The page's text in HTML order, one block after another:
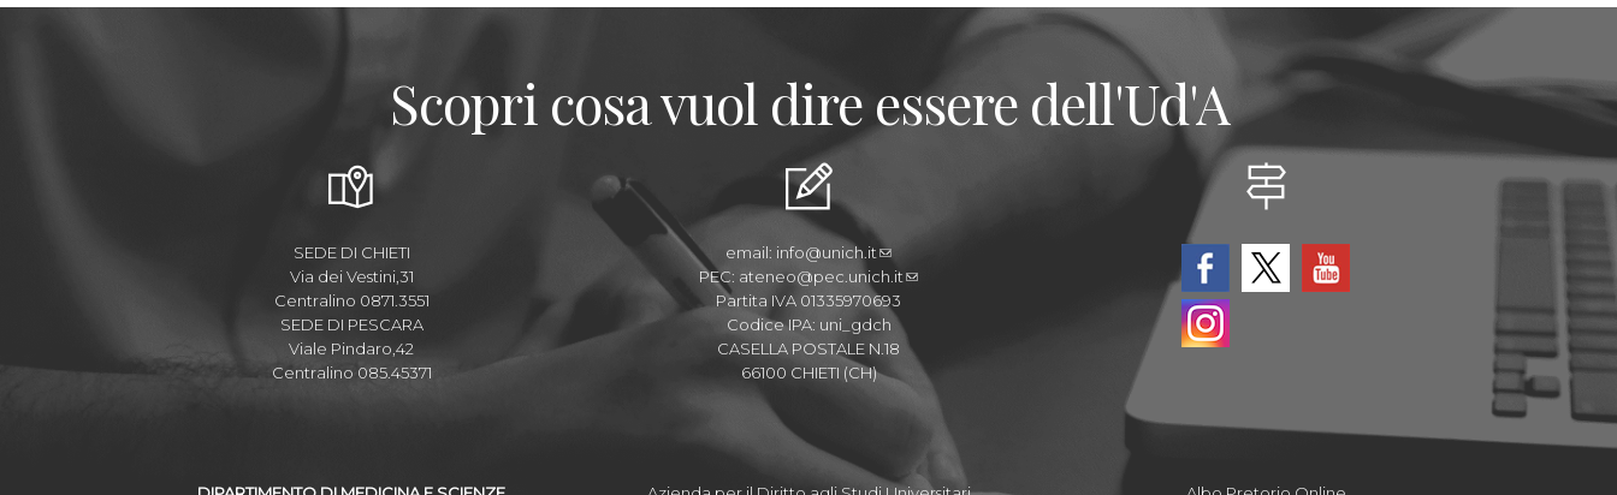
Scopri cosa vuol dire essere dell'Ud'A
SEDE DI CHIETI
Via dei Vestini,31
Centralino 0871.3551
SEDE DI PESCARA
Viale Pindaro,42
Centralino 085.45371
email: info@unich.it
PEC: ateneo@pec.unich.it
Partita IVA 01335970693
Codice IPA: uni_gdch
CASELLA POSTALE N.18
66100 CHIETI (CH)